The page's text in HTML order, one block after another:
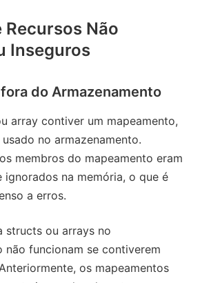
Recursos Não
Inseguros
do Armazenamento
array contiver um mapeamento,
no armazenamento.
membros do mapeamento eram
ignorados na memória, o que é
a erros.
structs ou arrays no
não funcionam se contiverem
os mapeamentos